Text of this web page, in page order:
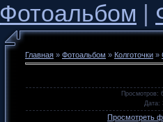
Фотоальбом |
Главная » Фотоальбом » Колготочки »
Просмотров:
Дата:
Просмотреть